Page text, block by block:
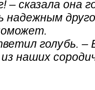
– сказала она
надежным
голубь. –
наших